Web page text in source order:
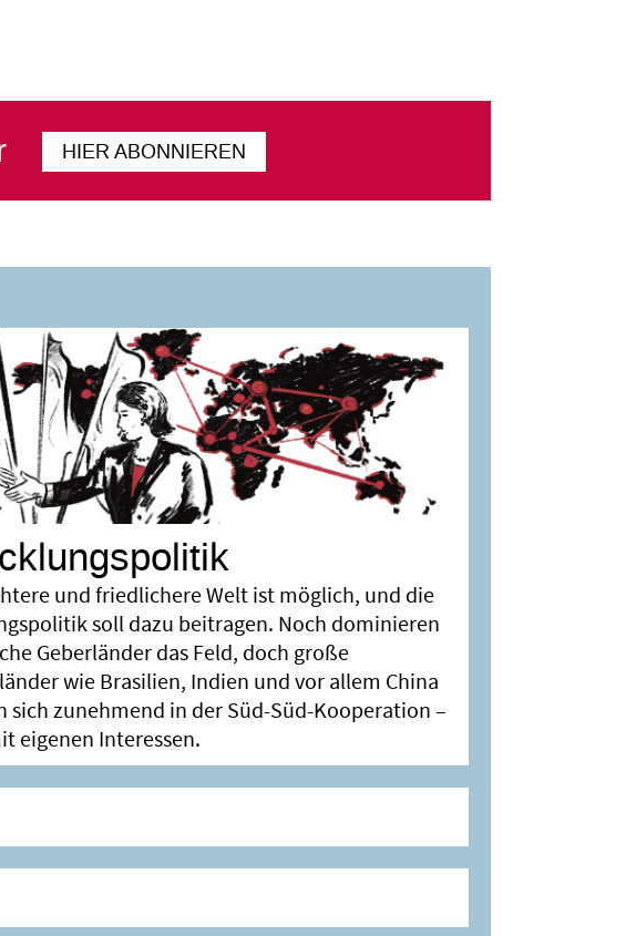
HIER ABONNIEREN
und friedlichere Welt ist möglich, und die
soll dazu beitragen. Noch dominieren
Geberländer das Feld, doch große
wie Brasilien, Indien und vor allem China
sich zunehmend in der Süd-Süd-Kooperation –
eigenen Interessen.